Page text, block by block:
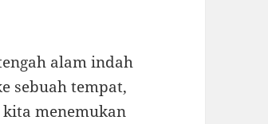
alam indah
sebuah tempat,
menemukan